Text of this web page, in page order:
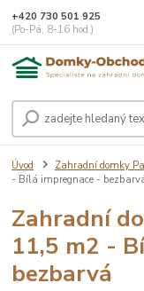
+420 730 501 925
(Po-Pá, 8-16 hod.)
Úvod Zahradní domky
- Bílá impregnace -
Zahradní
11,5 m2 -
bezbarvá